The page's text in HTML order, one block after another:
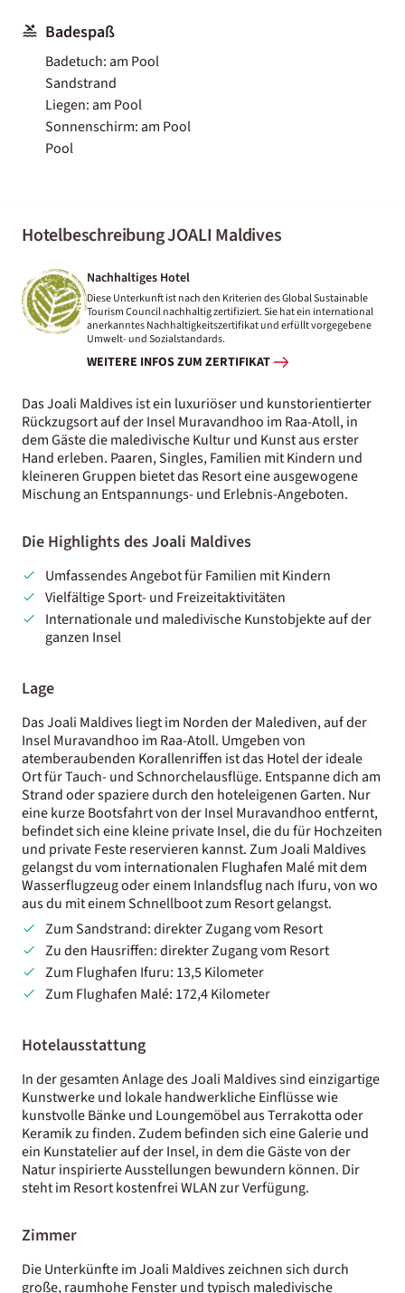
Badespaß
Badetuch: am Pool
Sandstrand
Liegen: am Pool
Sonnenschirm: am Pool
Pool
Hotelbeschreibung JOALI Maldives
Nachhaltiges Hotel
Diese Unterkunft ist nach den Kriterien des Global Sustainable
Tourism Council nachhaltig zertifiziert. Sie hat ein international
anerkanntes Nachhaltigkeitszertifikat und erfüllt vorgegebene
Umwelt- und Sozialstandards.
WEITERE INFOS ZUM ZERTIFIKAT
Das Joali Maldives ist ein luxuriöser und kunstorientierter
Rückzugsort auf der Insel Muravandhoo im Raa-Atoll, in
dem Gäste die maledivische Kultur und Kunst aus erster
Hand erleben. Paaren, Singles, Familien mit Kindern und
kleineren Gruppen bietet das Resort eine ausgewogene
Mischung an Entspannungs- und Erlebnis-Angeboten.
Die Highlights des Joali Maldives
Umfassendes Angebot für Familien mit Kindern
Vielfältige Sport- und Freizeitaktivitäten
Internationale und maledivische Kunstobjekte auf der
ganzen Insel
Lage
Das Joali Maldives liegt im Norden der Malediven, auf der
Insel Muravandhoo im Raa-Atoll. Umgeben von
atemberaubenden Korallenriffen ist das Hotel der ideale
Ort für Tauch- und Schnorchelausflüge. Entspanne dich am
Strand oder spaziere durch den hoteleigenen Garten. Nur
eine kurze Bootsfahrt von der Insel Muravandhoo entfernt,
befindet sich eine​ kleine private Insel, die du für Hochzeiten
und private Feste reservieren kannst. Zum Joali Maldives
gelangst du vom internationalen Flughafen Malé mit dem
Wasserflugzeug oder einem Inlandsflug nach Ifuru, von wo
aus du mit einem Schnellboot zum Resort gelangst.
Zum Sandstrand: direkter Zugang vom Resort
Zu den Hausriffen: direkter Zugang vom Resort
​​Zum Flughafen Ifuru: 13,5 Kilometer
Zum Flughafen Malé: 172,4 Kilometer
Hotelausstattung
In der gesamten Anlage des Joali Maldives sind einzigartige
Kunstwerke und lokale handwerkliche Einflüsse wie
kunstvolle Bänke und Loungemöbel aus Terrakotta oder
Keramik zu finden. Zudem befinden sich eine​ Galerie und
ein Kunstatelier auf der Insel, in dem die Gäste von der
Natur inspirierte Ausstellungen bewundern können. Dir
steht im Resort kostenfrei WLAN zur Verfügung.
Zimmer
Die Unterkünfte im Joali Maldives zeichnen sich durch
große, raumhohe Fenster und typisch maledivische